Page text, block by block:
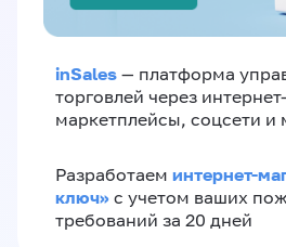
inSales — платформа
торговлей через
маркетплейсы, соцсети
Разработаем интернет-
ключ»‎ с учетом ваших
требований за 20 дней